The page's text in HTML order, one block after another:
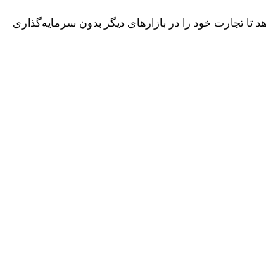
تجارت خود را در بازارهای دیگر بدون سرمایه‌گذاری